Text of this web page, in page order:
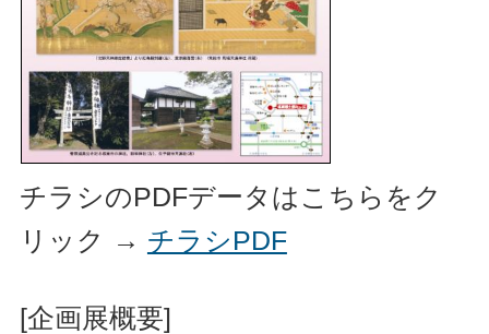
チラシのPDFデータはこちらをク
リック → チラシPDF
[企画展概要]